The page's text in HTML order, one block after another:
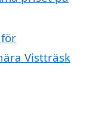
Vistträsk